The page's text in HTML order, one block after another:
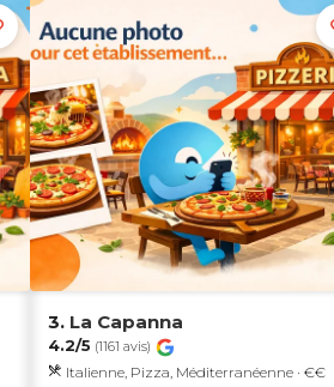
3. La Capanna
4.2/5 (1161 avis)
Italienne, Pizza, Méditerranéenne · €€